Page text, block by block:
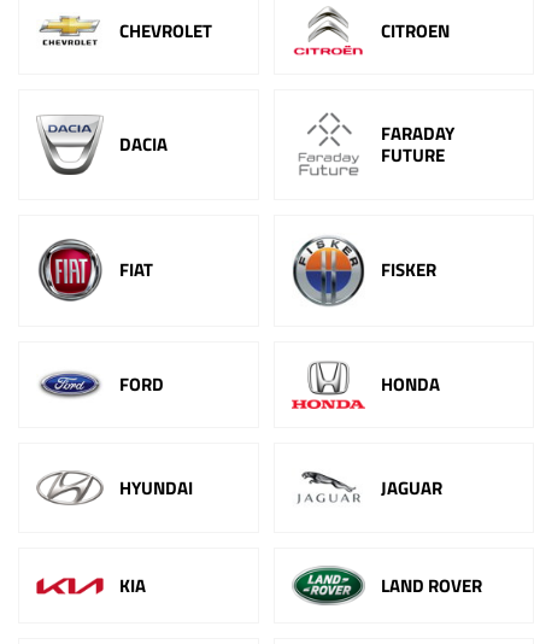
CHEVROLET CITROEN
DACIA FARADAY
FUTURE
FIAT FISKER
FORD HONDA
HYUNDAI JAGUAR
KIA LAND ROVER